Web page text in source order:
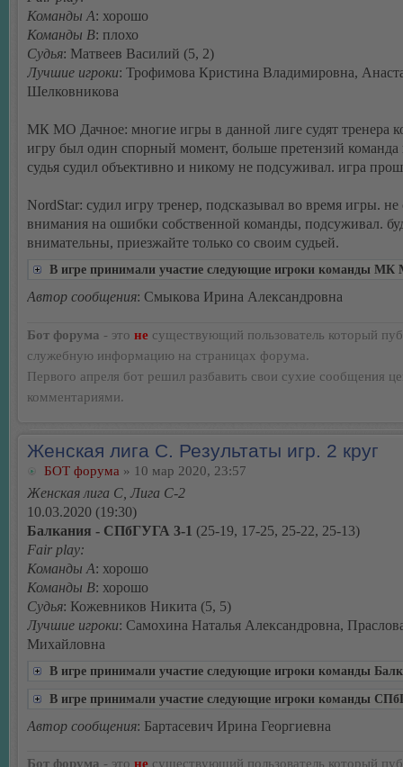
Команды А: хорошо
Команды В: плохо
Судья: Матвеев Василий (5, 2)
Лучшие игроки: Трофимова Кристина Владимировна,
Шелковникова
МК МО Дачное: многие игры в данной лиге судят тренера
игру был один спорный момент, больше претензий команда
судья судил объективно и никому не подсуживал. игра
NordStar: судил игру тренер, подсказывал во время игры.
внимания на ошибки собственной команды, подсуживал.
внимательны, приезжайте только со своим судьей.
В игре принимали участие следующие игроки команды МК
Автор сообщения: Смыкова Ирина Александровна
Бот форума - это не существующий пользователь который
служебную информацию на страницах форума.
Первого апреля бот решил разбавить свои сухие сообщения
комментариями.
Женская лига С. Результаты игр. 2 круг
БОТ форума » 10 мар 2020, 23:57
Женская лига С, Лига С-2
10.03.2020 (19:30)
Балкания - СПбГУГА 3-1 (25-19, 17-25, 25-22, 25-13)
Fair play:
Команды А: хорошо
Команды В: хорошо
Судья: Кожевников Никита (5, 5)
Лучшие игроки: Самохина Наталья Александровна,
Михайловна
В игре принимали участие следующие игроки команды
В игре принимали участие следующие игроки команды
Автор сообщения: Бартасевич Ирина Георгиевна
Бот форума - это не существующий пользователь который